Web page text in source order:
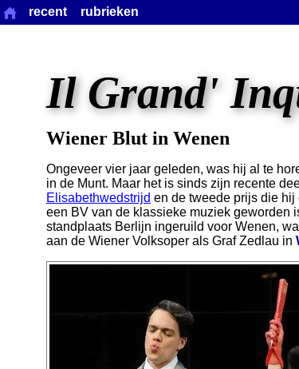
Il Grand'
Wiener Blut in Wenen
Ongeveer vier jaar geleden, was hij al te
in de Munt. Maar het is sinds zijn recente
Elisabethwedstrijd en de tweede prijs die
een BV van de klassieke muziek geworden
standplaats Berlijn ingeruild voor Wenen,
aan de Wiener Volksoper als Graf Zedlau in
recent rubrieken